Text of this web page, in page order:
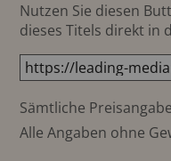
Nutzen Sie diesen
dieses Titels direkt in
Sämtliche
Alle Angaben ohne